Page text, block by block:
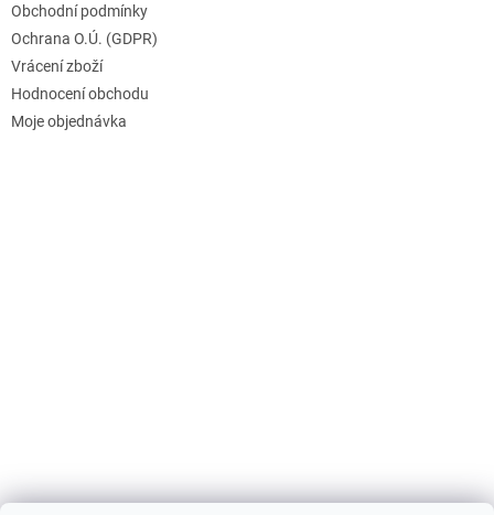
Obchodní podmínky
Ochrana O.Ú. (GDPR)
Vrácení zboží
Hodnocení obchodu
Moje objednávka